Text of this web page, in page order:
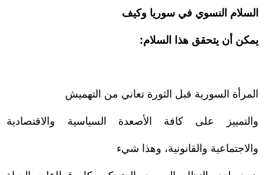
السلام النسوي في سوريا وكيف
يمكن أن يتحقق هذا السلام:
المرأة السورية قبل الثورة تعاني من التهميش
والتمييز على كافة الأصعدة السياسية والاقتصادية
والاجتماعية والقانونية، وهذا شيء